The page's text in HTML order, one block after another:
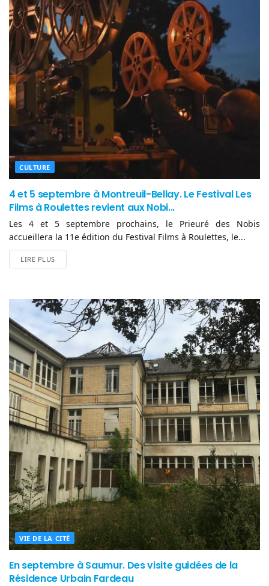
CULTURE
4 et 5 septembre à Montreuil-Bellay. Le Festival Les
Films à Roulettes revient aux Nobi...
Les 4 et 5 septembre prochains, le Prieuré des Nobis
accueillera la 11e édition du Festival Films à Roulettes, le...
LIRE PLUS
VIE DE LA CITÉ
En septembre à Saumur. Des visite guidées de la
Résidence Urbain Fardeau